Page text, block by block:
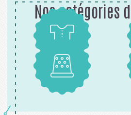
Nos catégories
Patrons
Mercerie